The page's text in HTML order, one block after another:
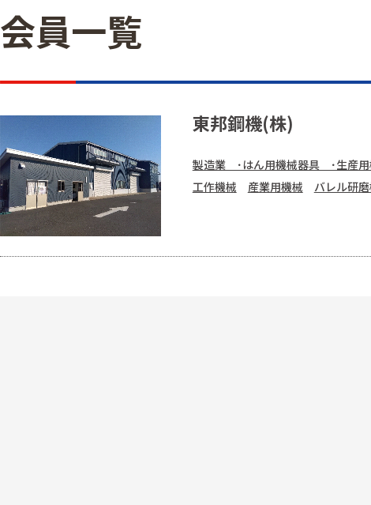
会員一覧
東邦鋼機(株)
製造業 ･はん用機械器具 ･生産
工作機械
産業用機械 バレル研